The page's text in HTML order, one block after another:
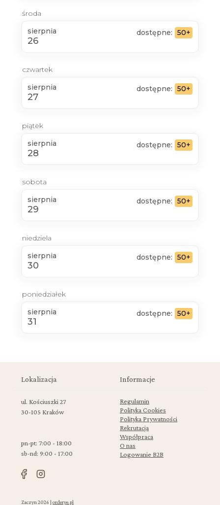
środa
sierpnia
26
dostępne: 50+
czwartek
sierpnia
27
dostępne: 50+
piątek
sierpnia
28
dostępne: 50+
sobota
sierpnia
29
dostępne: 50+
niedziela
sierpnia
30
dostępne: 50+
poniedziałek
sierpnia
31
dostępne: 50+
Lokalizacja Informacje
ul. Kościuszki 27
30-105 Kraków
pn-pt: 7:00 - 18:00
sb-nd: 9:00 - 17:00
Zaczyn 2026 | orderye.pl
Regulamin
Polityka Cookies
Polityka Prywatności
Rekrutacja
Współpraca
O nas
Logowanie B2B